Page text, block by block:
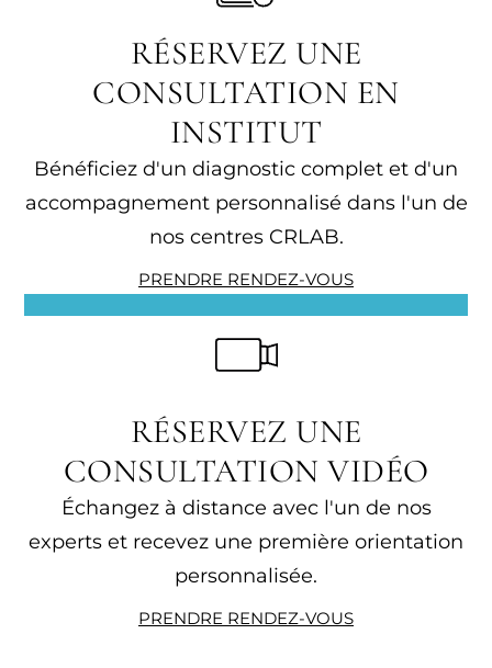
RÉSERVEZ UNE
CONSULTATION EN
INSTITUT
Bénéficiez d'un diagnostic complet et d'un
accompagnement personnalisé dans l'un de
nos centres CRLAB.
PRENDRE RENDEZ-VOUS
RÉSERVEZ UNE
CONSULTATION VIDÉO
Échangez à distance avec l'un de nos
experts et recevez une première orientation
personnalisée.
PRENDRE RENDEZ-VOUS